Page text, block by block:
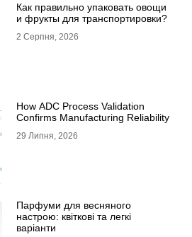
Как правильно упаковать овощи
и фрукты для транспортировки?
2 Серпня, 2026
How ADC Process Validation
Confirms Manufacturing Reliability
29 Липня, 2026
Парфуми для весняного
настрою: квіткові та легкі
варіанти